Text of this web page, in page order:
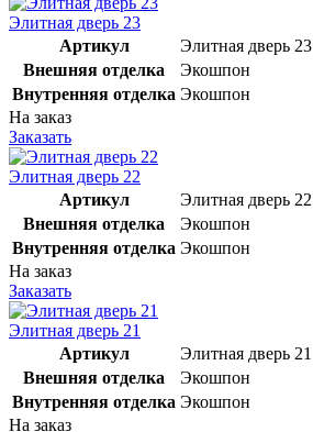
Элитная дверь 23
Артикул
Элитная дверь 23
Внешняя отделка
Экошпон
Внутренняя отделка Экошпон
На заказ
Заказать
Элитная дверь 22
Артикул
Элитная дверь 22
Внешняя отделка
Экошпон
Внутренняя отделка Экошпон
На заказ
Заказать
Элитная дверь 21
Артикул
Элитная дверь 21
Внешняя отделка
Экошпон
Внутренняя отделка Экошпон
На заказ